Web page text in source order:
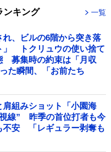
ンキング 一覧
れ、ビルの6階から突き落
トクリュウの使い捨て
募集時の約束は「月収
た瞬間、「お前たち
肩組みショット「小園海
線” 昨季の首位打者も今
不安 「レギュラー剥奪も